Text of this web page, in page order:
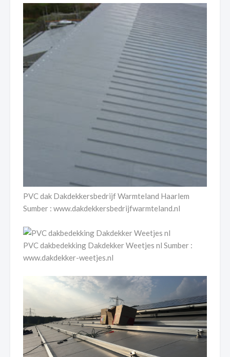
PVC dak Dakdekkersbedrijf Warmteland Haarlem
Sumber : www.dakdekkersbedrijfwarmteland.nl
PVC dakbedekking Dakdekker Weetjes nl Sumber :
www.dakdekker-weetjes.nl